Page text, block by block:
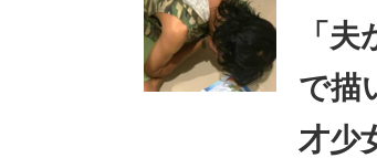
ITエンジニア向け専門サイト
「
で描
才少